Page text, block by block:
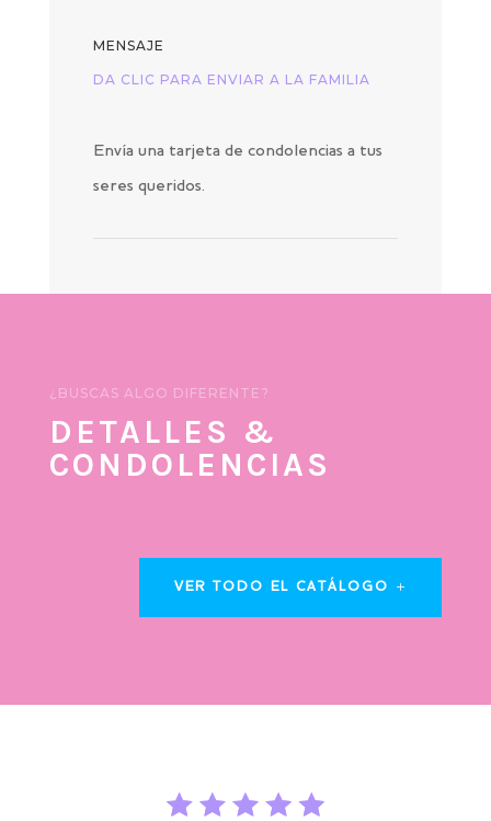
MENSAJE
DA CLIC PARA ENVIAR A LA FAMILIA
Envía una tarjeta de condolencias a tus
seres queridos.
¿BUSCAS ALGO DIFERENTE?
DETALLES &
CONDOLENCIAS
VER TODO EL CATÁLOGO